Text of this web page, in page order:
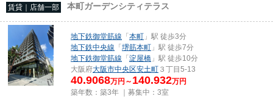
賃貸｜店舗一部 本町ガーデンシティテラス
地下鉄御堂筋線 「本町 」駅 徒歩3分
地下鉄中央線 「堺筋本町 」駅 徒歩7分
地下鉄御堂筋線 「淀屋橋 」駅 徒歩10分
大阪府大阪市中央区安土町 ３丁目5-13
40.9068万円～ 140.932万円
築年数：築3年 ｜募集中： 3室